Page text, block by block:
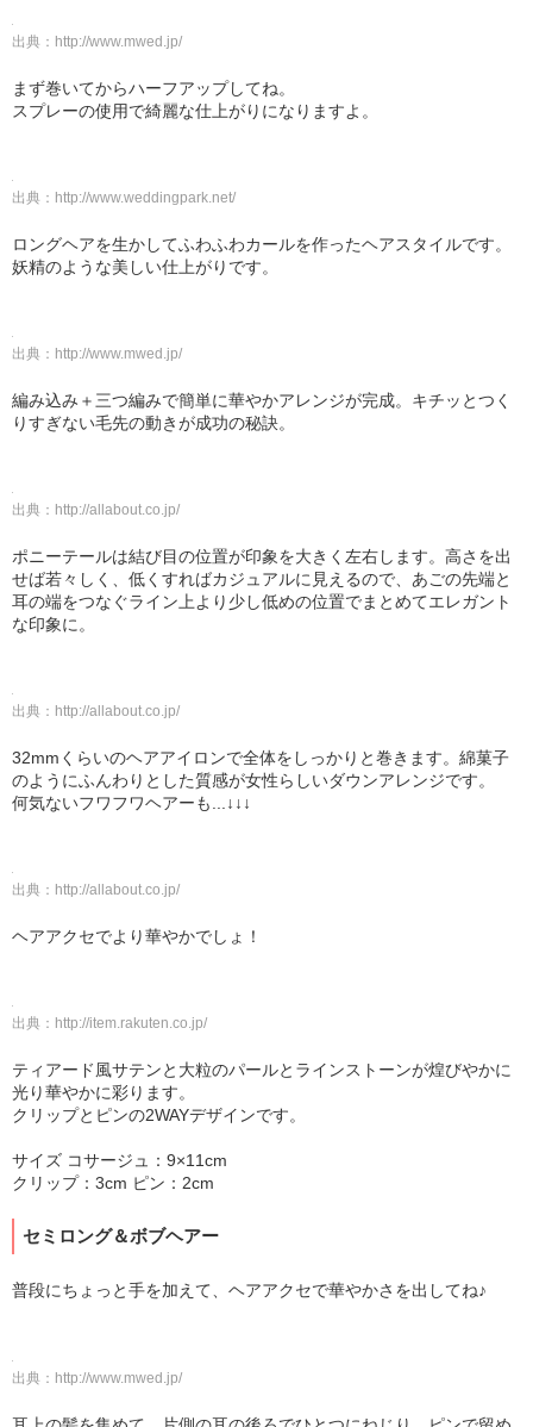
出典： http://www.mwed.jp/
まず巻いてからハーフアップしてね。
スプレーの使用で綺麗な仕上がりになりますよ。
出典： http://www.weddingpark.net/
ロングヘアを生かしてふわふわカールを作ったヘアスタイルです。
妖精のような美しい仕上がりです。
出典： http://www.mwed.jp/
編み込み＋三つ編みで簡単に華やかアレンジが完成。キチッとつく
りすぎない毛先の動きが成功の秘訣。
出典： http://allabout.co.jp/
ポニーテールは結び目の位置が印象を大きく左右します。高さを出
せば若々しく、低くすればカジュアルに見えるので、あごの先端と
耳の端をつなぐライン上より少し低めの位置でまとめてエレガント
な印象に。
出典： http://allabout.co.jp/
32mmくらいのヘアアイロンで全体をしっかりと巻きます。綿菓子
のようにふんわりとした質感が女性らしいダウンアレンジです。
何気ないフワフワヘアーも...↓↓↓
出典： http://allabout.co.jp/
ヘアアクセでより華やかでしょ！
出典： http://item.rakuten.co.jp/
ティアード風サテンと大粒のパールとラインストーンが煌びやかに
光り華やかに彩ります。
クリップとピンの2WAYデザインです。
サイズ コサージュ：9×11cm
クリップ：3cm ピン：2cm
セミロング＆ボブヘアー
普段にちょっと手を加えて、ヘアアクセで華やかさを出してね♪
出典： http://www.mwed.jp/